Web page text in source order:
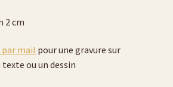
2 cm
mail pour une gravure sur
texte ou un dessin